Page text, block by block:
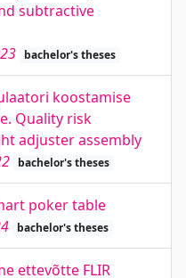
subtractive
bachelor's theses
koostamise
Quality risk
adjuster assembly
bachelor's theses
poker table
bachelor's theses
ettevõtte FLIR